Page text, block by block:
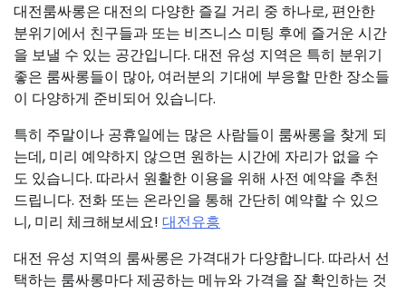
대전룸싸롱은 대전의 다양한 즐길 거리 중 하나로, 편안한
분위기에서 친구들과 또는 비즈니스 미팅 후에 즐거운 시간
을 보낼 수 있는 공간입니다. 대전 유성 지역은 특히 분위기
좋은 룸싸롱들이 많아, 여러분의 기대에 부응할 만한 장소들
이 다양하게 준비되어 있습니다.
특히 주말이나 공휴일에는 많은 사람들이 룸싸롱을 찾게 되
는데, 미리 예약하지 않으면 원하는 시간에 자리가 없을 수
도 있습니다. 따라서 원활한 이용을 위해 사전 예약을 추천
드립니다. 전화 또는 온라인을 통해 간단히 예약할 수 있으
니, 미리 체크해보세요! 대전유흥
대전 유성 지역의 룸싸롱은 가격대가 다양합니다. 따라서 선
택하는 룸싸롱마다 제공하는 메뉴와 가격을 잘 확인하는 것